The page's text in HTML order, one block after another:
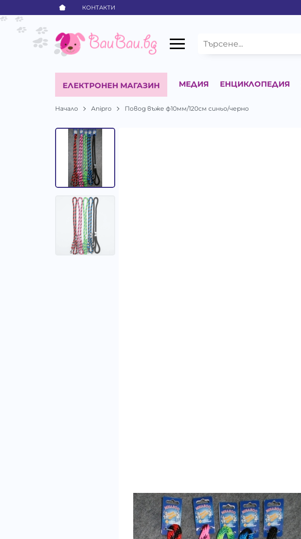
КОНТАКТИ
ЕЛЕКТРОНЕН МАГАЗИН МЕДИЯ ЕНЦИКЛОПЕДИЯ
Начало Anipro Повод въже ф10мм/120см синьо/черно